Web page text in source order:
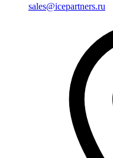
sales@icepartners.ru